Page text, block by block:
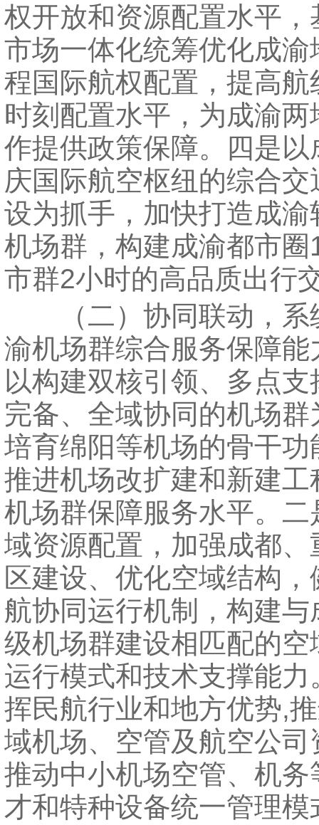
权开放和资源配置水平，
市场一体化统筹优化成渝
程国际航权配置，提高航
时刻配置水平，为成渝两
作提供政策保障。四是以
庆国际航空枢纽的综合交
设为抓手，加快打造成渝
机场群，构建成渝都市圈
市群2小时的高品质出行
（二）协同联动，系
渝机场群综合服务保障能
以构建双核引领、多点
完备、全域协同的机场群
培育绵阳等机场的骨干功
推进机场改扩建和新建工
机场群保障服务水平。二
域资源配置，加强成都、
区建设、优化空域结构，
航协同运行机制，构建与
级机场群建设相匹配的空
运行模式和技术支撑能力
挥民航行业和地方优势,
域机场、空管及航空公司
推动中小机场空管、机务
才和特种设备统一管理模